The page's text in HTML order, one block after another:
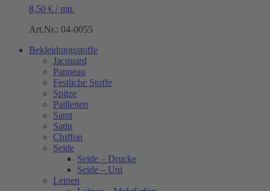
8,50 € / mtr.
Art.Nr.: 04-0055
Bekleidungsstoffe
Jacquard
Panneau
Festliche Stoffe
Spitze
Pailletten
Samt
Satin
Chiffon
Seide
Seide – Drucke
Seide – Uni
Leinen